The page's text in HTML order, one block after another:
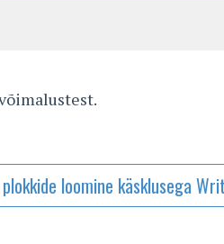
loomine käsklusega